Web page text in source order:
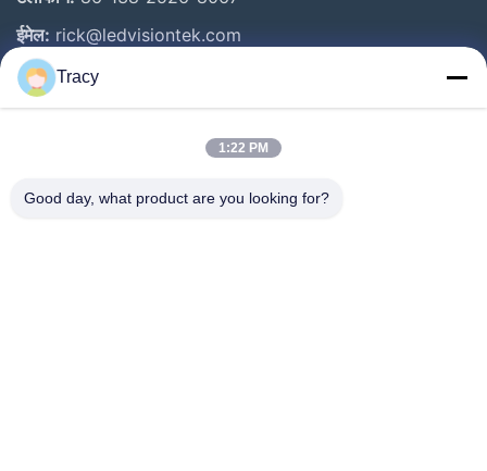
ईमेल: rick@ledvisiontek.com
त्वरित लिंक
उत्पाद
Tracy
1:22 PM
Good day, what product are you looking for?